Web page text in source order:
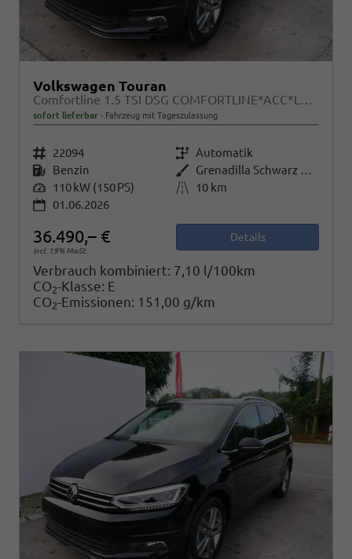
Volkswagen Touran
Comfortline 1.5 TSI DSG COMFORTLINE*ACC*LED*PDC*KAMERA*NAVI*SHZ* 7-SITZER 17-ZOLL
sofort lieferbar Fahrzeug mit Tageszulassung
Fahrzeugnr. 22094 Getriebe Automatik
Kraftstoff Benzin Außenfarbe
Grenadilla Schwarz Metallic
Leistung 110 kW (150 PS) Kilometerstand
10 km
01.06.2026
36.490,– €
incl. 19% MwSt.
Details
Verbrauch kombiniert: 7,10 l/100km
CO2-Klasse: E
CO2-Emissionen: 151,00 g/km